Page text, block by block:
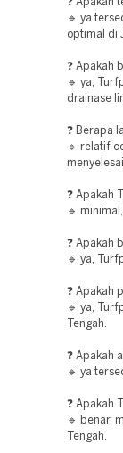
❓ Apakah
🔹 ya
optimal di
❓ Apakah
🔹 ya,
drainase
❓ Berapa
🔹 relatif
❓ Apakah
🔹
❓ Apakah
🔹 ya,
❓ Apakah
🔹 ya,
Tengah.
❓ Apakah
🔹 ya
❓ Apakah
🔹 benar,
Tengah.